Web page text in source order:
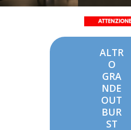
ALTR
O
GRA
NDE
OUT
BUR
ST